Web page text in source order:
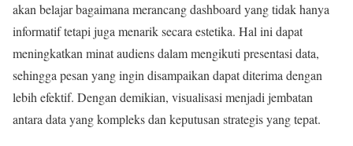
akan belajar bagaimana merancang dashboard yang tidak hanya
informatif tetapi juga menarik secara estetika. Hal ini dapat
meningkatkan minat audiens dalam mengikuti presentasi data,
sehingga pesan yang ingin disampaikan dapat diterima dengan
lebih efektif. Dengan demikian, visualisasi menjadi jembatan
antara data yang kompleks dan keputusan strategis yang tepat.